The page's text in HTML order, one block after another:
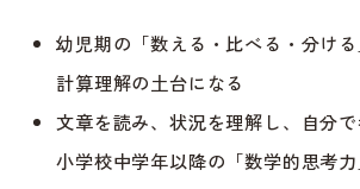
幼児期の「数える・比べる・分け
計算理解の土台になる
文章を読み、状況を理解し、自分で
小学校中学年以降の「数学的思考